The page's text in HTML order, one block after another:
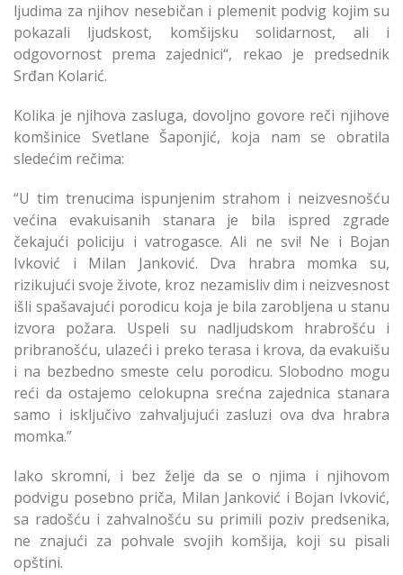
ljudima za njihov nesebičan i plemenit podvig kojim su
pokazali ljudskost, komšijsku solidarnost, ali i
odgovornost prema zajednici“, rekao je predsednik
Srđan Kolarić.
Kolika je njihova zasluga, dovoljno govore reči njihove
komšinice Svetlane Šaponjić, koja nam se obratila
sledećim rečima:
“U tim trenucima ispunjenim strahom i neizvesnošću
većina evakuisanih stanara je bila ispred zgrade
čekajući policiju i vatrogasce. Ali ne svi! Ne i Bojan
Ivković i Milan Janković. Dva hrabra momka su,
rizikujući svoje živote, kroz nezamisliv dim i neizvesnost
išli spašavajući porodicu koja je bila zarobljena u stanu
izvora požara. Uspeli su nadljudskom hrabrošću i
pribranošću, ulazeći i preko terasa i krova, da evakuišu
i na bezbedno smeste celu porodicu. Slobodno mogu
reći da ostajemo celokupna srećna zajednica stanara
samo i isključivo zahvaljujući zasluzi ova dva hrabra
momka.”
Iako skromni, i bez želje da se o njima i njihovom
podvigu posebno priča, Milan Janković i Bojan Ivković,
sa radošću i zahvalnošću su primili poziv predsenika,
ne znajući za pohvale svojih komšija, koji su pisali
opštini.